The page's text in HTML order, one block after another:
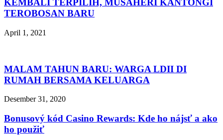
KEMBALI TERPILIH, MUSAHERI KANTONGI
TEROBOSAN BARU
April 1, 2021
MALAM TAHUN BARU: WARGA LDII DI
RUMAH BERSAMA KELUARGA
Desember 31, 2020
Bonusový kód Casino Rewards: Kde ho nájsť a ako
ho použiť